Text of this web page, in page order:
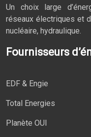
Un choix large
réseaux électriques et
nucléaire, hydraulique.
Fournisseurs
EDF & Engie
Total Energies
Planète OUI